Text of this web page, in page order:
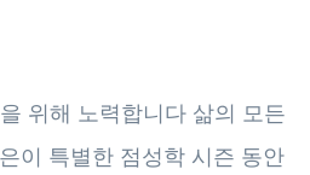
위해 노력합니다 삶의 모든
이 특별한 점성학 시즌 동안